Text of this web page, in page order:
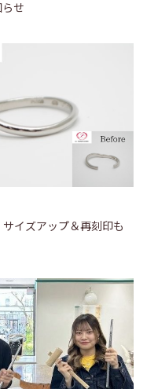
せ
イズアップ＆再刻印も